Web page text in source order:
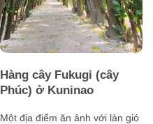
Hàng cây Fukugi (cây
Phúc) ở Kuninao
Một địa điểm ăn ảnh với làn gió